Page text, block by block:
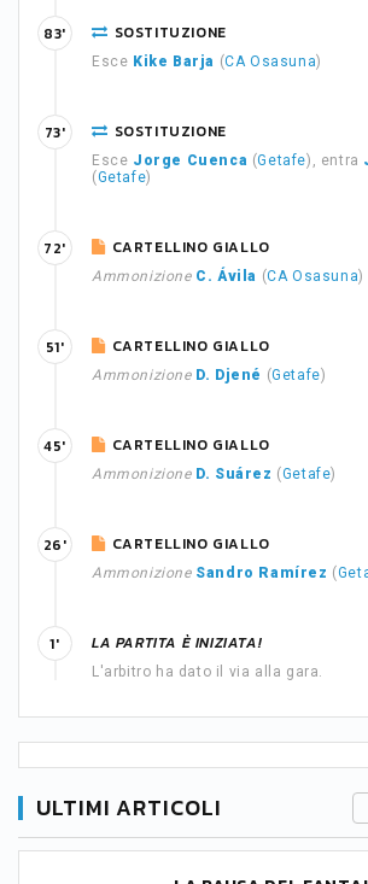
SOSTITUZIONE
Esce Kike Barja (CA Osasuna)
83'
SOSTITUZIONE
Esce Jorge Cuenca (Getafe), entra
(Getafe)
73'
CARTELLINO GIALLO
Ammonizione C. Ávila (CA Osasuna)
72'
CARTELLINO GIALLO
Ammonizione D. Djené (Getafe)
51'
CARTELLINO GIALLO
Ammonizione D. Suárez (Getafe)
45'
CARTELLINO GIALLO
Ammonizione Sandro Ramírez (
26'
LA PARTITA È INIZIATA!
L'arbitro ha dato il via alla gara.
1'
ULTIMI ARTICOLI